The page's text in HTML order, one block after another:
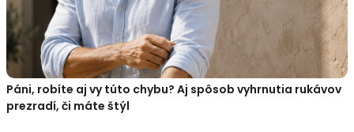
Páni, robíte aj vy túto chybu? Aj spôsob vyhrnutia rukávov
prezradí, či máte štýl